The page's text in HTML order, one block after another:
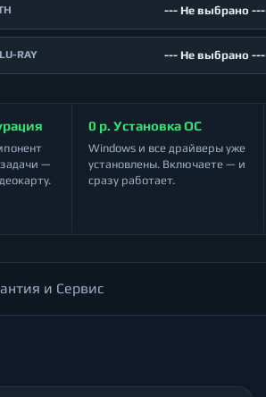
--- Не выбрано ---
RAY --- Не выбрано ---
—
0 р. Установка ОС
Windows и все драйверы уже
установлены. Включаете — и
сразу работает.
и Сервис